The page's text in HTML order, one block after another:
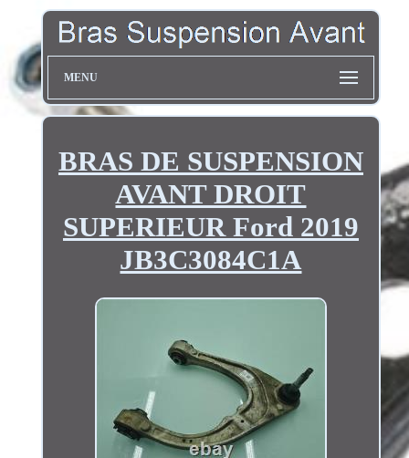
MENU
BRAS DE SUSPENSION
AVANT DROIT
SUPERIEUR Ford 2019
JB3C3084C1A